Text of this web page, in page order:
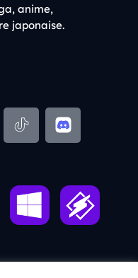
anime,
japonaise.